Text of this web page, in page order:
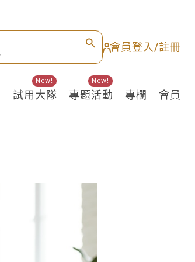
會員登入/註冊
試用大隊
New!
專題活動
New!
專欄 會員